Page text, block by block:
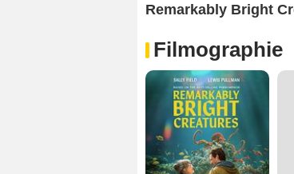
Remarkably Bright
Filmographie